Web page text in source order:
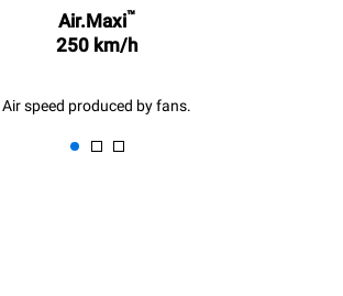
Air.Maxi™
250 km/h
Air speed produced by fans.